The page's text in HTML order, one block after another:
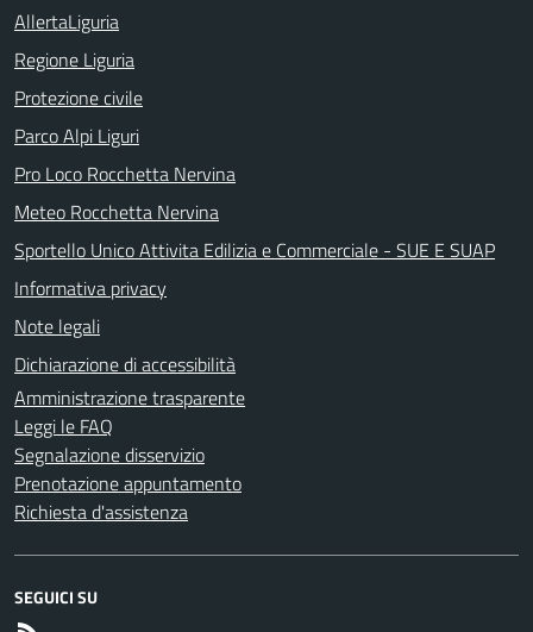
AllertaLiguria
Regione Liguria
Protezione civile
Parco Alpi Liguri
Pro Loco Rocchetta Nervina
Meteo Rocchetta Nervina
Sportello Unico Attivita Edilizia e Commerciale - SUE E SUAP
Informativa privacy
Note legali
Dichiarazione di accessibilità
Amministrazione trasparente
Leggi le FAQ
Segnalazione disservizio
Prenotazione appuntamento
Richiesta d'assistenza
SEGUICI SU